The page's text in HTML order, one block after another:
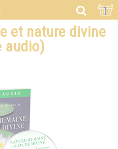
1
et nature divine
audio)